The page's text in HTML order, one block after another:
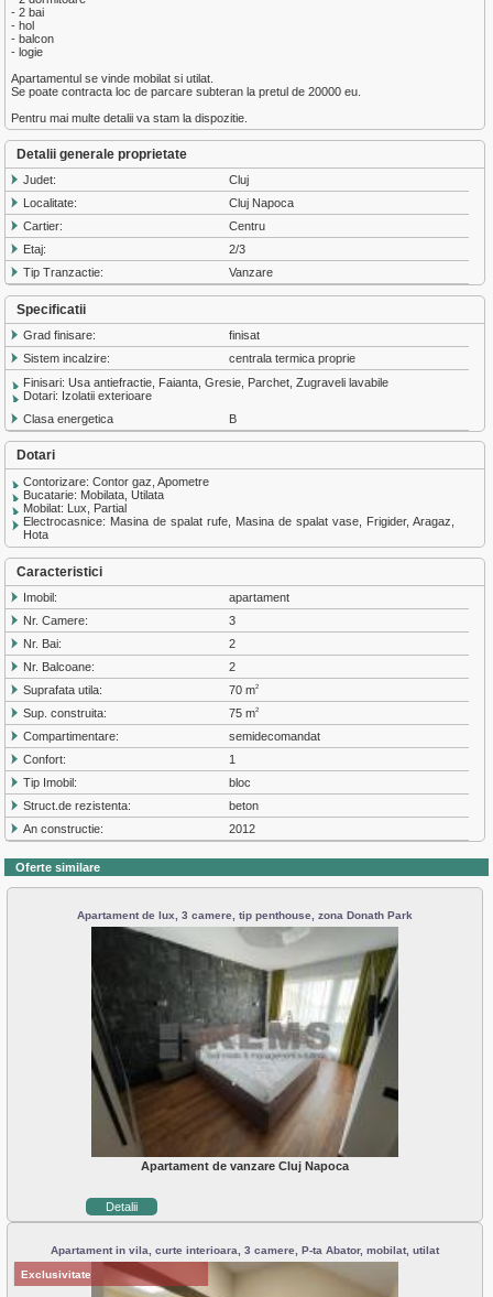
- 2 bai
- hol
- balcon
- logie
Apartamentul se vinde mobilat si utilat.
Se poate contracta loc de parcare subteran la pretul de 20000 eu.
Pentru mai multe detalii va stam la dispozitie.
Detalii generale proprietate
Judet:
Cluj
Localitate:
Cluj Napoca
Cartier:
Centru
Etaj:
2/3
Tip Tranzactie:
Vanzare
Specificatii
Grad finisare:
finisat
Sistem incalzire:
centrala termica proprie
Finisari: Usa antiefractie, Faianta, Gresie, Parchet, Zugraveli lavabile
Dotari: Izolatii exterioare
Clasa energetica
B
Dotari
Contorizare: Contor gaz, Apometre
Bucatarie: Mobilata, Utilata
Mobilat: Lux, Partial
Electrocasnice: Masina de spalat rufe, Masina de spalat vase, Frigider, Aragaz,
Hota
Caracteristici
Imobil:
apartament
Nr. Camere:
3
Nr. Bai:
2
Nr. Balcoane:
2
Suprafata utila:
70 m2
Sup. construita: 75 m2
Compartimentare:
semidecomandat
Confort:
1
Tip Imobil:
bloc
Struct.de rezistenta:
beton
An constructie:
2012
Oferte similare
Apartament de lux, 3 camere, tip penthouse, zona Donath Park
Apartament de vanzare Cluj Napoca
Detalii
Apartament in vila, curte interioara, 3 camere, P-ta Abator, mobilat, utilat
Exclusivitate